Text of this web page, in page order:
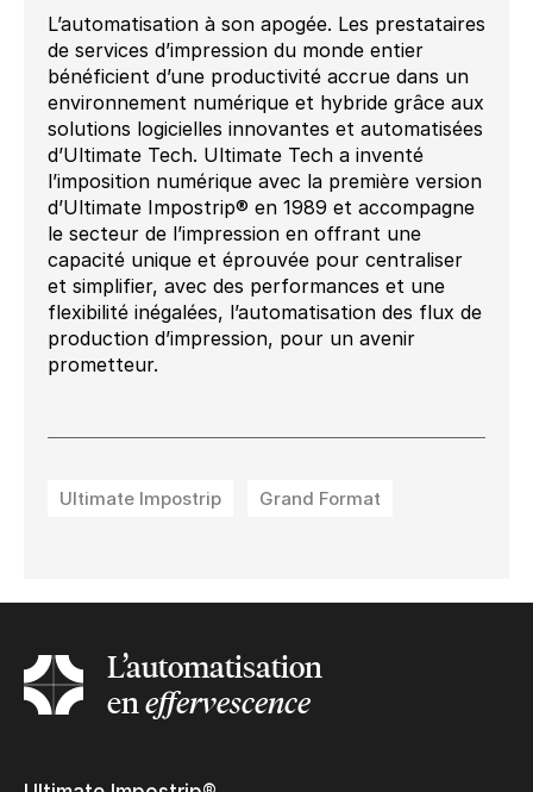
L’automatisation à son apogée. Les prestataires
de services d’impression du monde entier
bénéficient d’une productivité accrue dans un
environnement numérique et hybride grâce aux
solutions logicielles innovantes et automatisées
d’Ultimate Tech. Ultimate Tech a inventé
l’imposition numérique avec la première version
d’Ultimate Impostrip® en 1989 et accompagne
le secteur de l’impression en offrant une
capacité unique et éprouvée pour centraliser
et simplifier, avec des performances et une
flexibilité inégalées, l’automatisation des flux de
production d’impression, pour un avenir
prometteur.
Ultimate Impostrip Grand Format
L’automatisation
eneffervescence